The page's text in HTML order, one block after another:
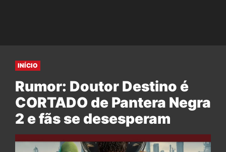
INÍCIO
Rumor: Doutor Destino é
CORTADO de Pantera Negra
2 e fãs se desesperam